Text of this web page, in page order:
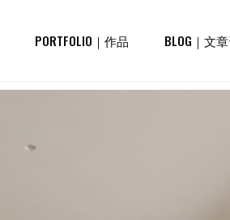
PORTFOLIO｜作品 BLOG｜文